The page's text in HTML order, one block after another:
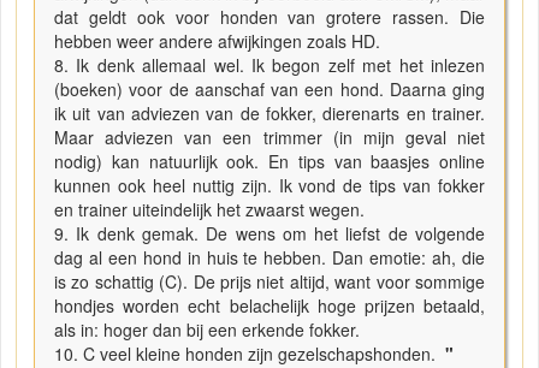
dat geldt ook voor honden van grotere rassen. Die
hebben weer andere afwijkingen zoals HD.
8. Ik denk allemaal wel. Ik begon zelf met het inlezen
(boeken) voor de aanschaf van een hond. Daarna ging
ik uit van adviezen van de fokker, dierenarts en trainer.
Maar adviezen van een trimmer (in mijn geval niet
nodig) kan natuurlijk ook. En tips van baasjes online
kunnen ook heel nuttig zijn. Ik vond de tips van fokker
en trainer uiteindelijk het zwaarst wegen.
9. Ik denk gemak. De wens om het liefst de volgende
dag al een hond in huis te hebben. Dan emotie: ah, die
is zo schattig (C). De prijs niet altijd, want voor sommige
hondjes worden echt belachelijk hoge prijzen betaald,
als in: hoger dan bij een erkende fokker.
10. C veel kleine honden zijn gezelschapshonden. "